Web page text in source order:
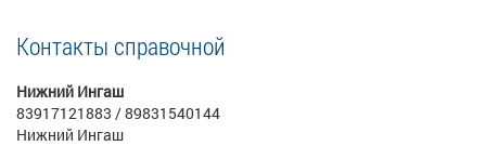
Контакты справочной
Нижний Ингаш
83917121883 / 89831540144
Нижний Ингаш